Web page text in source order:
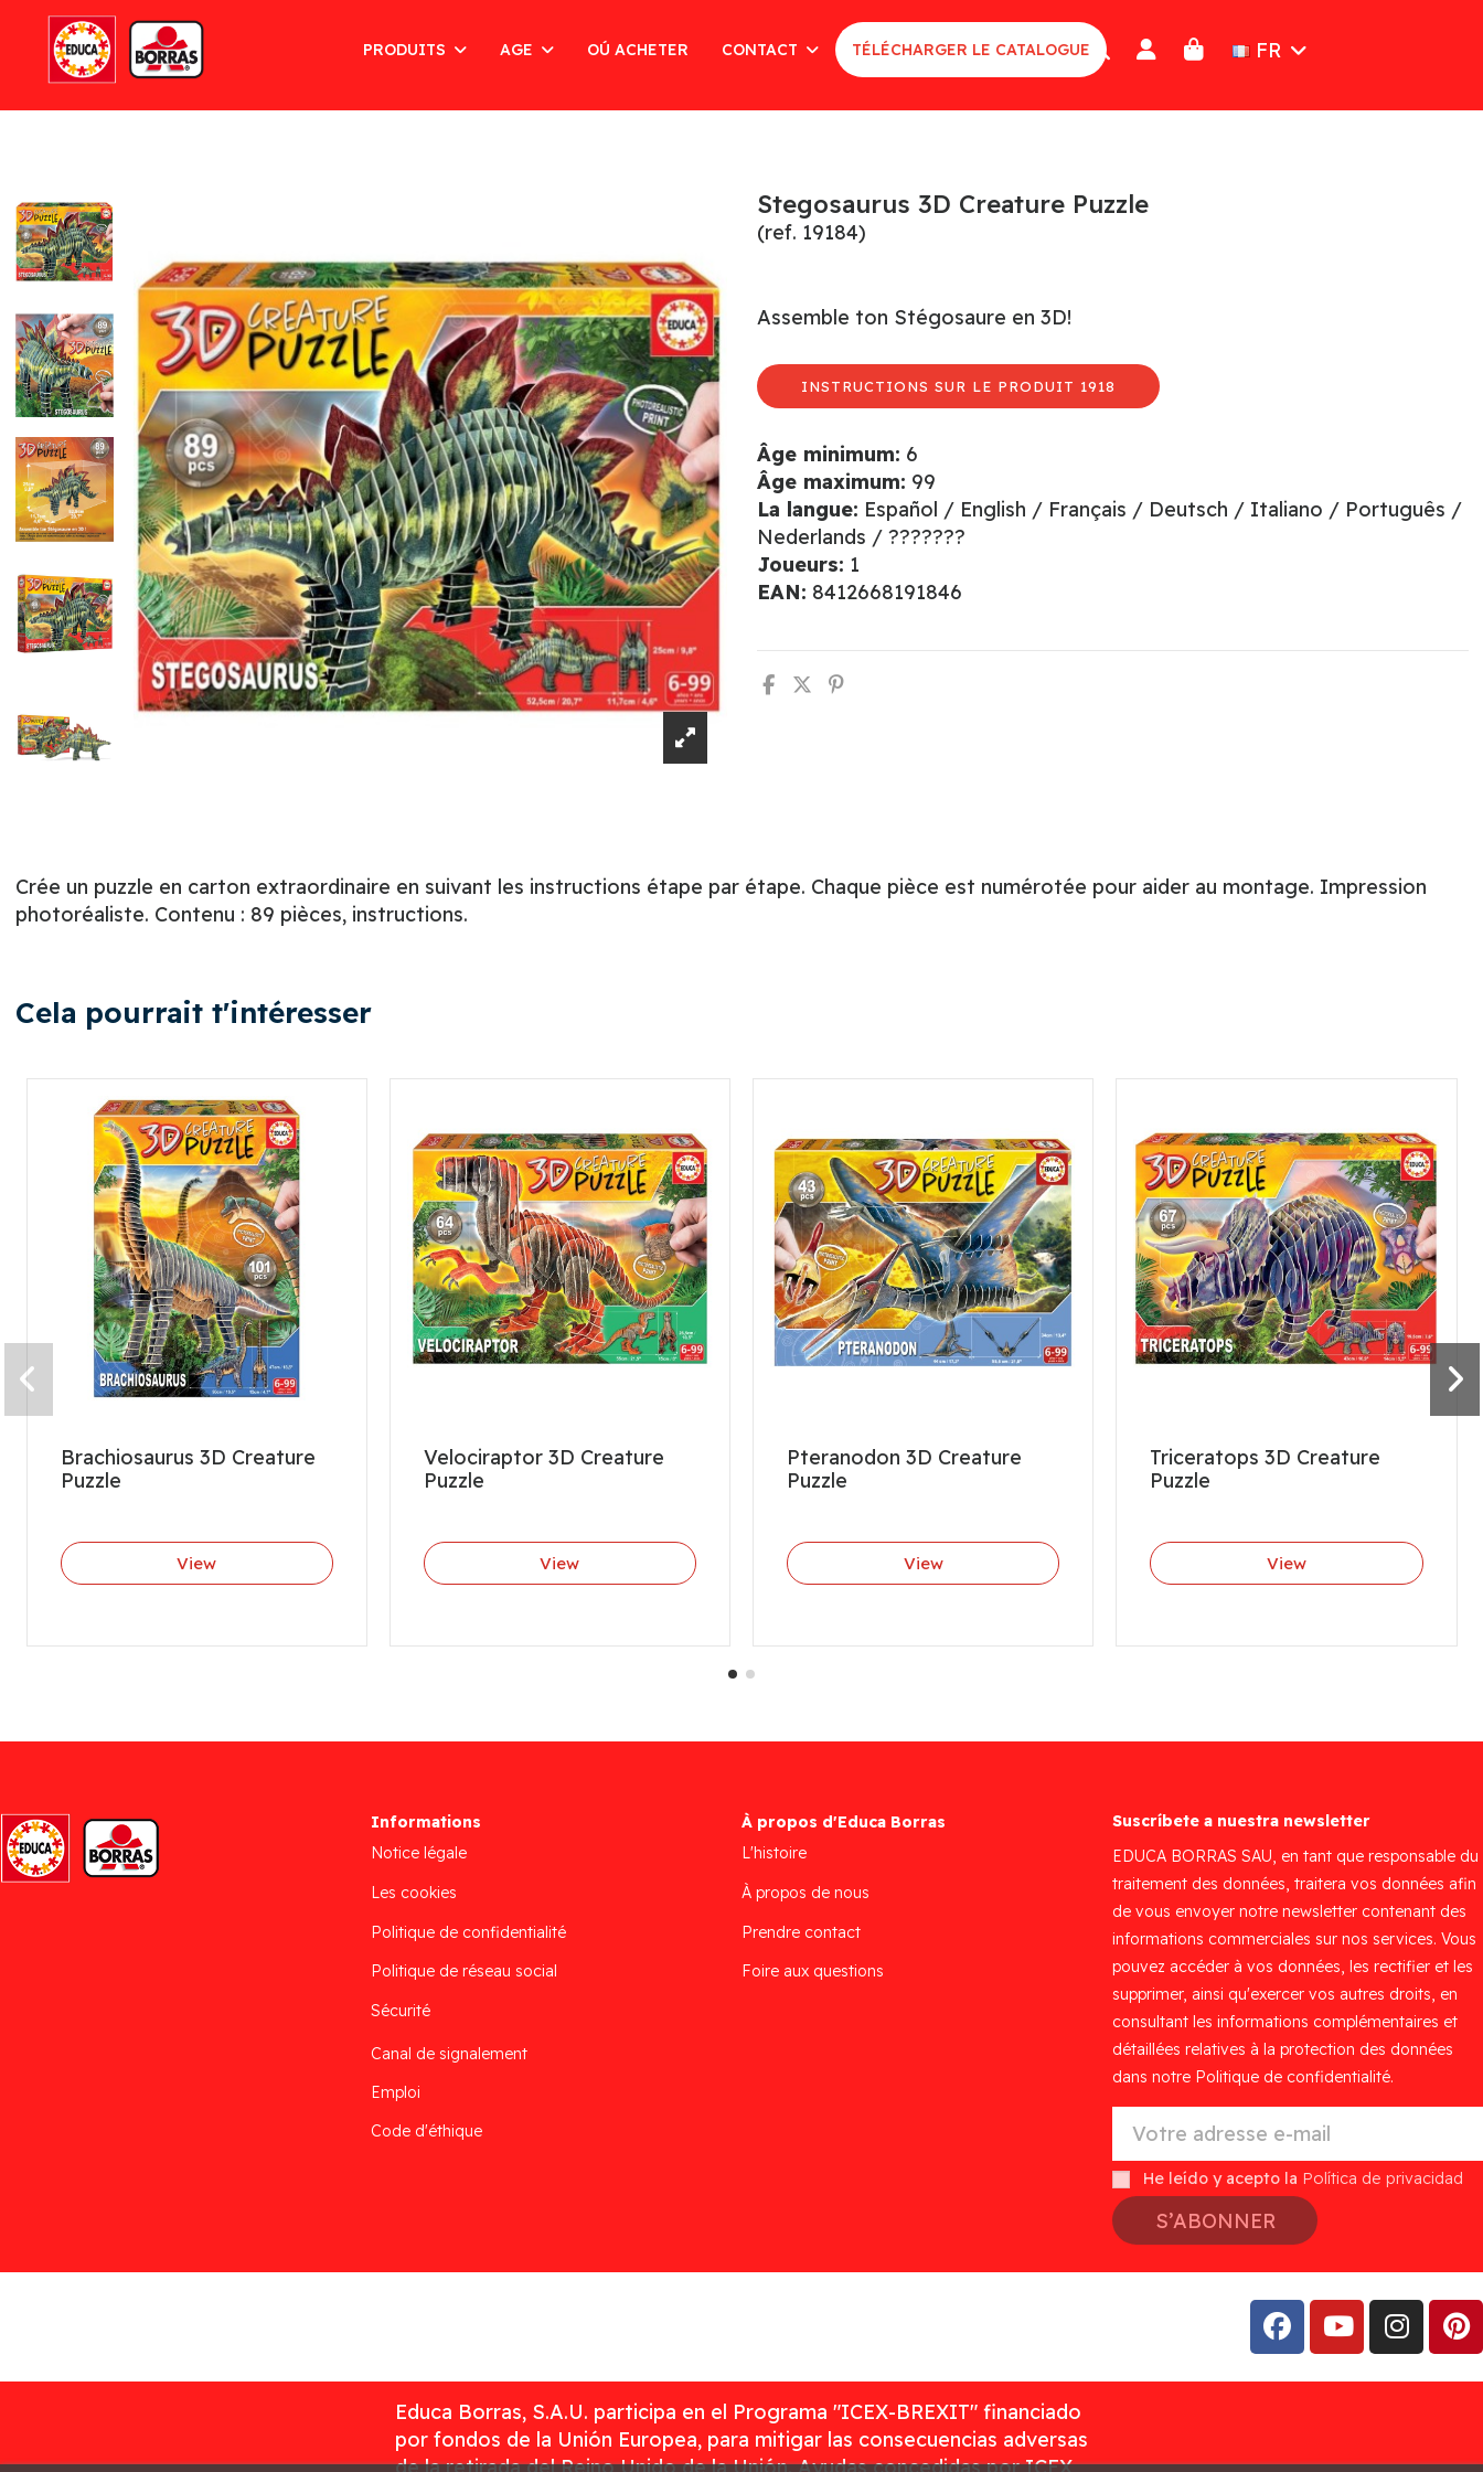
PRODUITS AGE OÚ ACHETER CONTACT TÉLÉCHARGER LE CATALOGUE FR
Stegosaurus 3D Creature Puzzle
(ref. 19184)
Assemble ton Stégosaure en 3D!
INSTRUCTIONS SUR LE PRODUIT 1918
Âge minimum: 6
Âge maximum: 99
La langue: Español / English / Français / Deutsch / Italiano / Português /
Nederlands / ???????
Joueurs: 1
EAN: 8412668191846
Crée un puzzle en carton extraordinaire en suivant les instructions étape par étape. Chaque pièce est numérotée pour aider au montage. Impression
photoréaliste. Contenu : 89 pièces, instructions.
Cela pourrait t'intéresser
Brachiosaurus 3D Creature
Puzzle
View
Velociraptor 3D Creature
Puzzle
View
Pteranodon 3D Creature
Puzzle
View
Triceratops 3D Creature
Puzzle
View
Informations
Notice légale
Les cookies
Politique de confidentialité
Politique de réseau social
Sécurité
Canal de signalement
Emploi
Code d'éthique
À propos d'Educa Borras
L'histoire
À propos de nous
Prendre contact
Foire aux questions
Suscríbete a nuestra newsletter
EDUCA BORRAS SAU, en tant que responsable du
traitement des données, traitera vos données afin
de vous envoyer notre newsletter contenant des
informations commerciales sur nos services. Vous
pouvez accéder à vos données, les rectifier et les
supprimer, ainsi qu'exercer vos autres droits, en
consultant les informations complémentaires et
détaillées relatives à la protection des données
dans notre Politique de confidentialité.
He leído y acepto la Política de privacidad
S’ABONNER
Educa Borras, S.A.U. participa en el Programa "ICEX-BREXIT" financiado
por fondos de la Unión Europea, para mitigar las consecuencias adversas